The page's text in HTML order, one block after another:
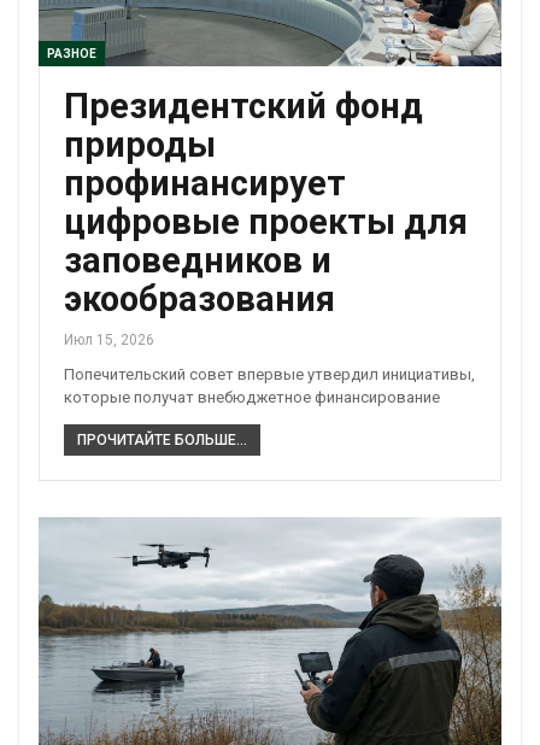
РАЗНОЕ
Президентский фонд
природы
профинансирует
цифровые проекты для
заповедников и
экообразования
Июл 15, 2026
Попечительский совет впервые утвердил инициативы,
которые получат внебюджетное финансирование
ПРОЧИТАЙТЕ БОЛЬШЕ...